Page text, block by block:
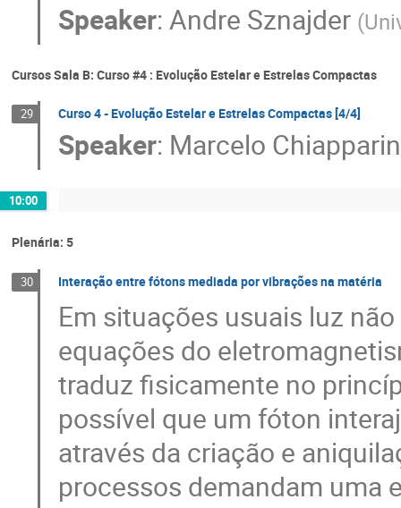
Speaker:Andre Sznajder (
Cursos Sala B: Curso #4 : Evolução Estelar e Estrelas Compactas
29 Curso 4 - Evolução Estelar e Estrelas Compactas [4/4]
Speaker: Marcelo
10:00
Plenária: 5
30 Interação entre fótons mediada por vibrações na matéria
Em situações usuais luz
equações do
traduz fisicamente no
possível que um fóton
através da criação e
processos demandam uma